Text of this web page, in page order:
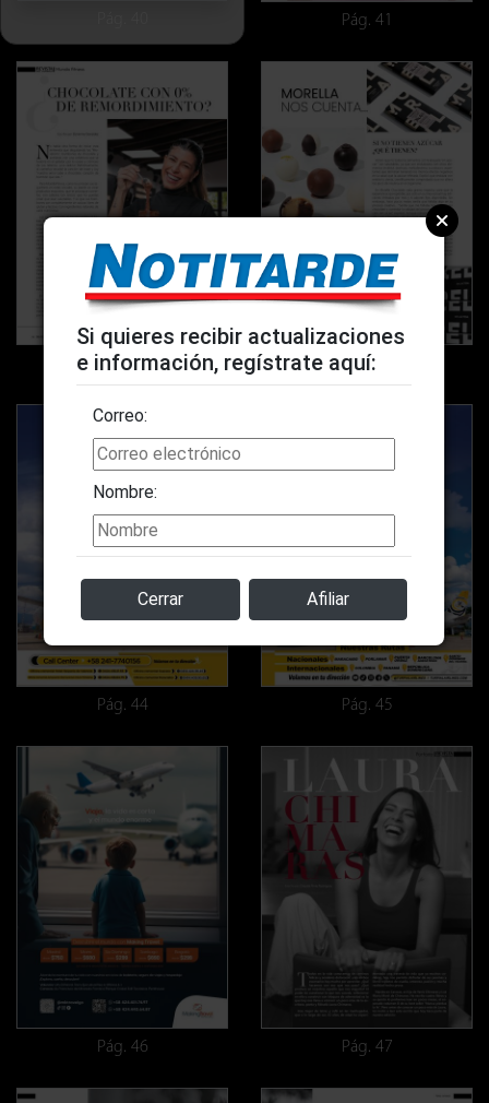
Pág. 41
Pág. 42 Pág. 43
Pág. 44 Pág. 45
Pág. 46 Pág. 47
Si quieres recibir actualizaciones
e información, regístrate aquí:
Nombre:
Correo:
Cerrar Afiliar